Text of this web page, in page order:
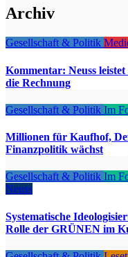
Archiv
Gesellschaft & Politik
Kommentar: Neuss
die Rechnung
Gesellschaft & Politik Im
Millionen für Kaufhof,
Finanzpolitik wächst
Gesellschaft & Politik Im
Neuss
Systematische
Rolle der GRÜNEN im